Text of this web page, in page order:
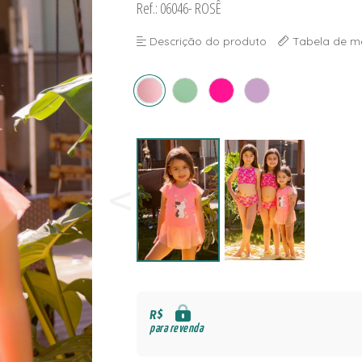
Ref.: 06046- ROSÊ
Descrição do produto Tabela de
R$
para revenda